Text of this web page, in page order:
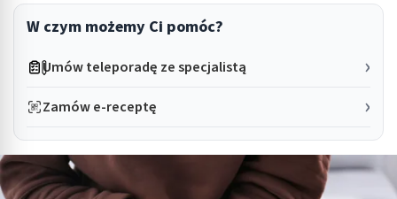
W czym możemy Ci pomóc?
Umów teleporadę ze specjalistą
Zamów e-receptę